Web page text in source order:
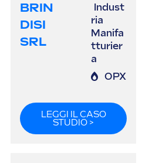
BRIN
DISI
SRL
Indust
ria
Manifa
tturier
a
OPX
LEGGI IL CASO
STUDIO >